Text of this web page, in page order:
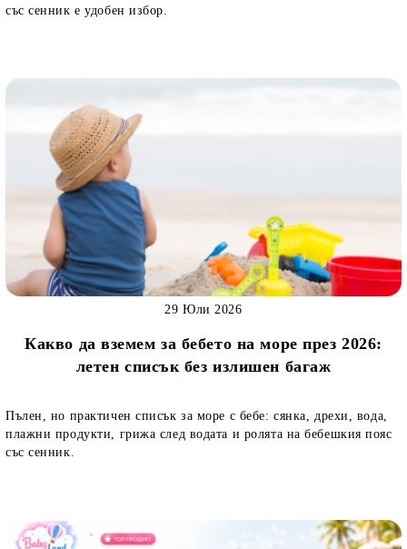
със сенник е удобен избор.
Какво да вземем за бебето на море през 2026:
летен списък без излишен багаж
29 Юли 2026
Пълен, но практичен списък за море с бебе: сянка, дрехи, вода,
плажни продукти, грижа след водата и ролята на бебешкия пояс
със сенник.